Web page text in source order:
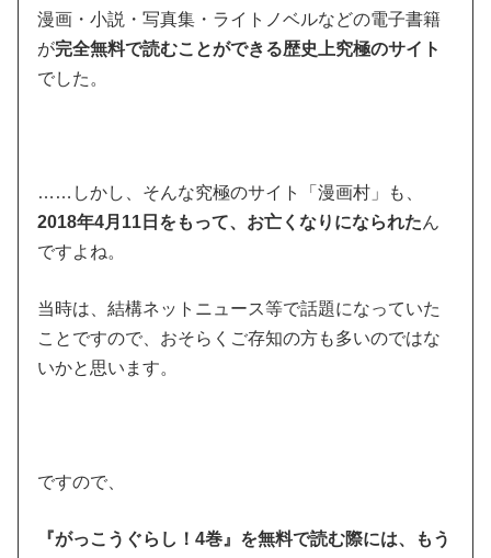
漫画・小説・写真集・ライトノベルなどの電子書籍
が完全無料で読むことができる歴史上究極のサイト
でした。
……しかし、そんな究極のサイト「漫画村」も、
2018年4月11日をもって、お亡くなりになられたん
ですよね。
当時は、結構ネットニュース等で話題になっていた
ことですので、おそらくご存知の方も多いのではな
いかと思います。
ですので、
『がっこうぐらし！4巻』を無料で読む際には、もう